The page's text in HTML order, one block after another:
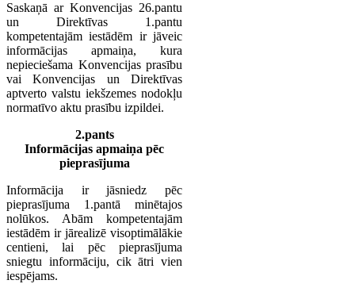
Saskaņā ar Konvencijas 26.pantu
un Direktīvas 1.pantu
kompetentajām iestādēm ir jāveic
informācijas apmaiņa, kura
nepieciešama Konvencijas prasību
vai Konvencijas un Direktīvas
aptverto valstu iekšzemes nodokļu
normatīvo aktu prasību izpildei.
2.pants
Informācijas apmaiņa pēc
pieprasījuma
Informācija ir jāsniedz pēc
pieprasījuma 1.pantā minētajos
nolūkos. Abām kompetentajām
iestādēm ir jārealizē visoptimālākie
centieni, lai pēc pieprasījuma
sniegtu informāciju, cik ātri vien
iespējams.